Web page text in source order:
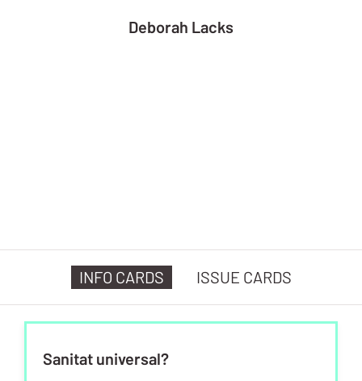
Deborah Lacks
INFO CARDS ISSUE CARDS
Sanitat universal?